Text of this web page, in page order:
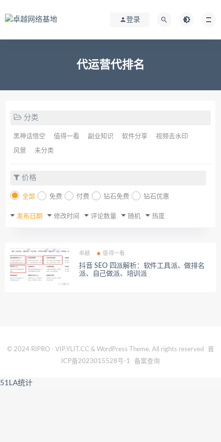
登录
代运营代排名
分类
黑神话悟空 值得一看 副业知识 软件分享 视频去水印
风景 未分类
价格
全部 免费 付费 钻石免费 钻石优惠
发布日期 修改时间 评论数量 随机 热度
卓越 值得一看
抖音 SEO 四派解析：软件工具派、做排名
派、自己做派、培训派
© 2024 RIPRO - VIP.YLIT.CC & WordPress Theme. All rights reserved
晋
ICP备2023015528号-1
备案查询
51LA统计